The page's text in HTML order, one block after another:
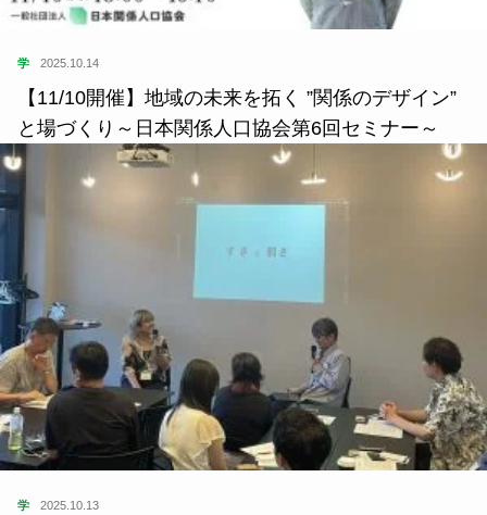
学 2025.10.14
【11/10開催】地域の未来を拓く ”関係のデザイン”
と場づくり～日本関係人口協会第6回セミナー～
学 2025.10.13